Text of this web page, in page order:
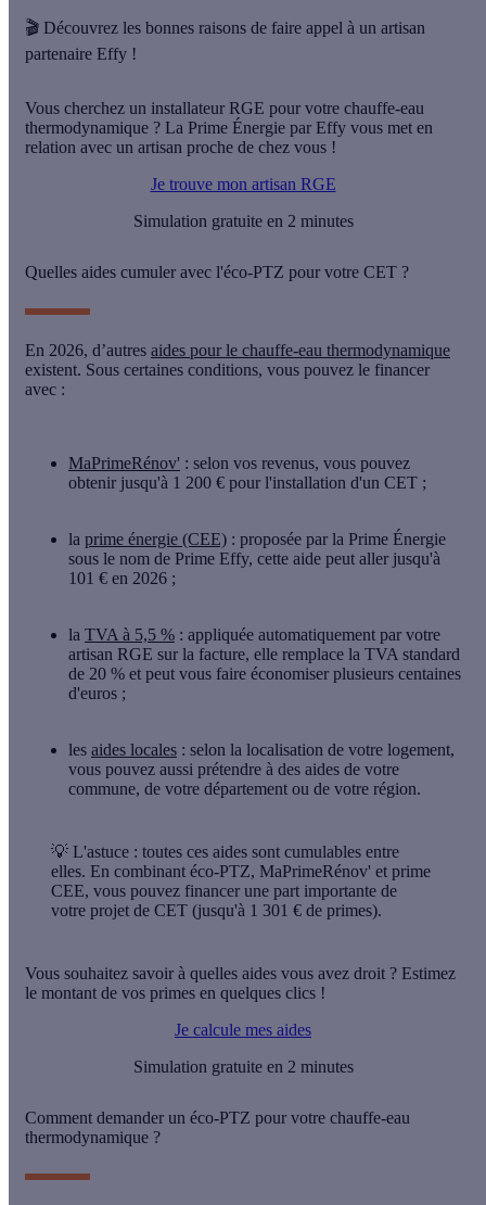
🎬 Découvrez les bonnes raisons de faire appel à un artisan
partenaire Effy !
Vous cherchez un installateur RGE pour votre chauffe-eau
thermodynamique ? La Prime Énergie par Effy vous met en
relation avec un artisan proche de chez vous !
Je trouve mon artisan RGE
Simulation gratuite en 2 minutes
Quelles aides cumuler avec l'éco-PTZ pour votre CET ?
En 2026, d’autres aides pour le chauffe-eau thermodynamique
existent. Sous certaines conditions, vous pouvez le financer
avec :
MaPrimeRénov' : selon vos revenus, vous pouvez
obtenir jusqu'à 1 200 € pour l'installation d'un CET ;
la prime énergie (CEE) : proposée par la Prime Énergie
sous le nom de Prime Effy, cette aide peut aller jusqu'à
101 € en 2026 ;
la TVA à 5,5 % : appliquée automatiquement par votre
artisan RGE sur la facture, elle remplace la TVA standard
de 20 % et peut vous faire économiser plusieurs centaines
d'euros ;
les aides locales : selon la localisation de votre logement,
vous pouvez aussi prétendre à des aides de votre
commune, de votre département ou de votre région.
💡 L'astuce : toutes ces aides sont cumulables entre
elles. En combinant éco-PTZ, MaPrimeRénov' et prime
CEE, vous pouvez financer une part importante de
votre projet de CET (jusqu'à 1 301 € de primes).
Vous souhaitez savoir à quelles aides vous avez droit ? Estimez
le montant de vos primes en quelques clics !
Je calcule mes aides
Simulation gratuite en 2 minutes
Comment demander un éco-PTZ pour votre chauffe-eau
thermodynamique ?